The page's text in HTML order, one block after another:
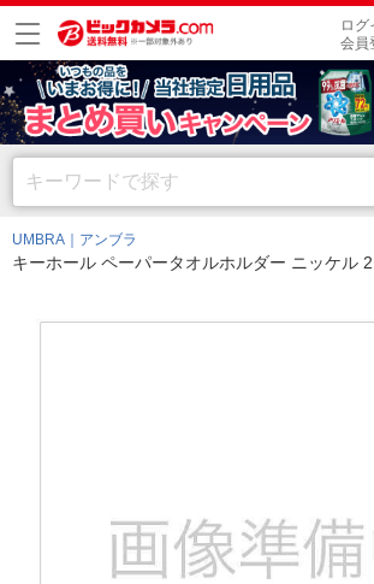
ログ
会員
UMBRA｜アンブラ
キーホール ペーパータオルホルダー ニッケル